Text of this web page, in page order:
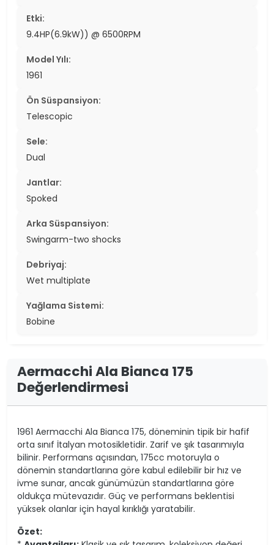
Etki:
9.4HP(6.9kW)) @ 6500RPM
Model Yılı:
1961
Ön Süspansiyon:
Telescopic
Sele:
Dual
Jantlar:
Spoked
Arka Süspansiyon:
Swingarm-two shocks
Debriyaj:
Wet multiplate
Yağlama Sistemi:
Bobine
Aermacchi Ala Bianca 175
Değerlendirmesi
1961 Aermacchi Ala Bianca 175, döneminin tipik bir hafif
orta sınıf İtalyan motosikletidir. Zarif ve şık tasarımıyla
bilinir. Performans açısından, 175cc motoruyla o
dönemin standartlarına göre kabul edilebilir bir hız ve
ivme sunar, ancak günümüzün standartlarına göre
oldukça mütevazıdır. Güç ve performans beklentisi
yüksek olanlar için hayal kırıklığı yaratabilir.
Özet: